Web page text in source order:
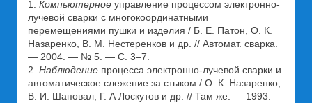
1. Компьютерное управление процессом электронно-
лучевой сварки с многокоординатными
перемещениями пушки и изделия / Б. Е. Патон, О. К.
Назаренко, В. М. Нестеренков и др. // Автомат. сварка.
— 2004. — № 5. — С. 3–7.
2. Наблюдение процесса электронно-лучевой сварки и
автоматическое слежение за стыком / О. К. Назаренко,
В. И. Шаповал, Г. А Лоскутов и др. // Там же. — 1993. —